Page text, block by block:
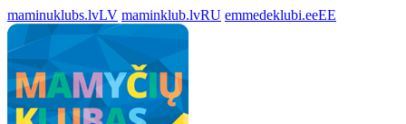
maminuklubs.lvLV maminklub.lvRU emmedeklubi.eeEE